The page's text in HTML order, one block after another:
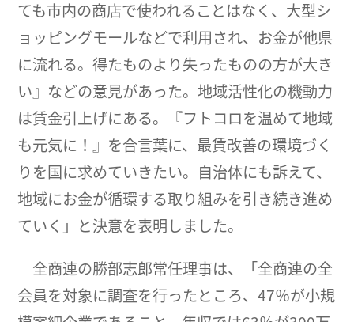
ても市内の商店で使われることはなく、大型シ
ョッピングモールなどで利用され、お金が他県
に流れる。得たものより失ったものの方が大き
い』などの意見があった。地域活性化の機動力
は賃金引上げにある。『フトコロを温めて地域
も元気に！』を合言葉に、最賃改善の環境づく
りを国に求めていきたい。自治体にも訴えて、
地域にお金が循環する取り組みを引き続き進め
ていく」と決意を表明しました。
全商連の勝部志郎常任理事は、「全商連の全
会員を対象に調査を行ったところ、47％が小規